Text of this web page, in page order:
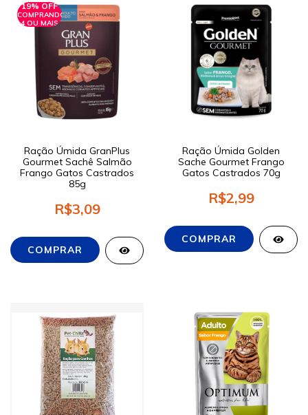
19% OFF
COMPRANDO
4 OU MAIS
Ração Úmida GranPlus
Gourmet Sachê Salmão
Frango Gatos Castrados
85g
R$3,09
Ração Úmida Golden
Sache Gourmet Frango
Gatos Castrados 70g
R$2,99